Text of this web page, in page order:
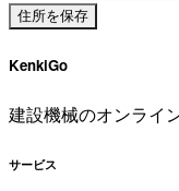
KenkiGo
建設機械のオンライ
サービス